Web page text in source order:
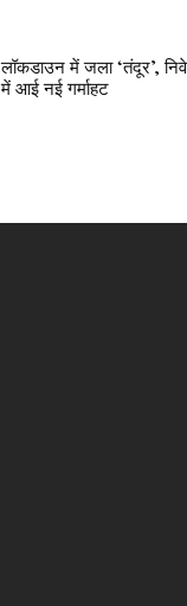
लॉकडाउन में जला ‘तंदूर’,
में आई नई गर्माहट